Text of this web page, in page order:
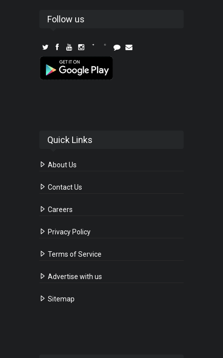
Follow us
Quick Links
About Us
Contact Us
Careers
Privacy Policy
Terms of Service
Advertise with us
Sitemap